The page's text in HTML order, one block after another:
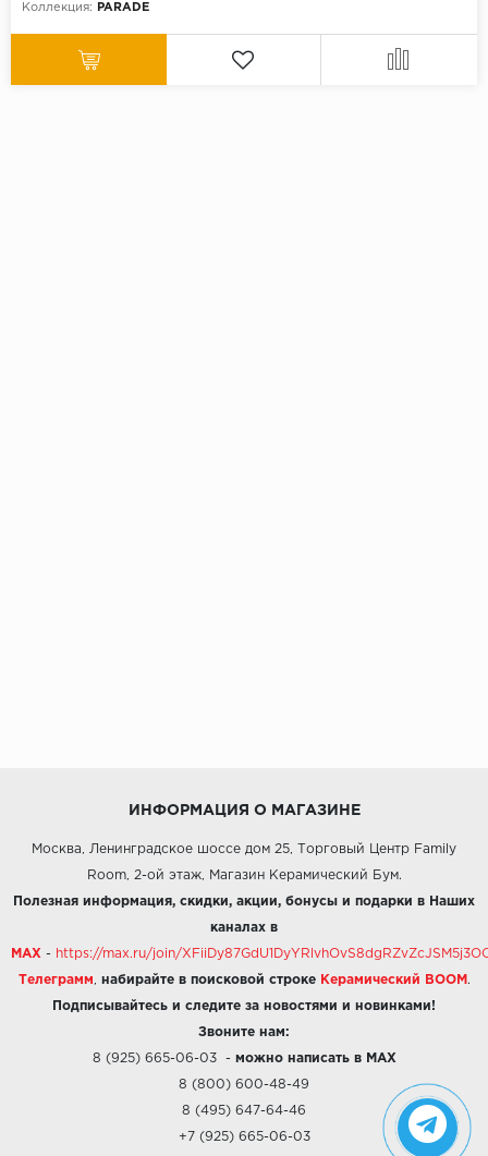
Коллекция:
PARADE
ИНФОРМАЦИЯ О МАГАЗИНЕ
Москва, Ленинградское шоссе дом 25, Торговый Центр Family
Room, 2-ой этаж, Магазин Керамический Бум.
Полезная информация, скидки, акции, бонусы и подарки в Наших
каналах в
MAX - https://max.ru/join/
Телеграмм набирайте в поисковой строке Керамический BOOM .
Подписывайтесь и следите за новостями и новинками!
Звоните нам:
8 (925) 665-06-03- можно написать в MAX
8 (800) 600-48-49
8 (495) 647-64-46
+7 (925) 665-06-03